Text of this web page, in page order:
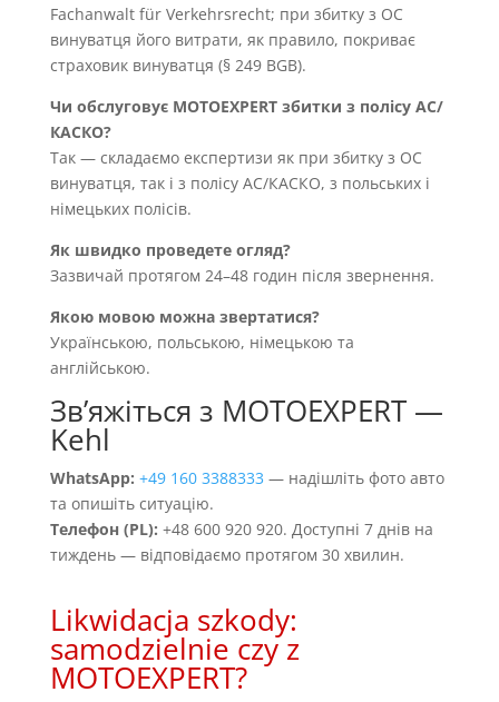
Fachanwalt für Verkehrsrecht; при збитку з OC
винуватця його витрати, як правило, покриває
страховик винуватця (§ 249 BGB).
Чи обслуговує MOTOEXPERT збитки з полісу AC/
КАСКО?
Так — складаємо експертизи як при збитку з OC
винуватця, так і з полісу AC/КАСКО, з польських і
німецьких полісів.
Як швидко проведете огляд?
Зазвичай протягом 24–48 годин після звернення.
Якою мовою можна звертатися?
Українською, польською, німецькою та
англійською.
Звʼяжіться з MOTOEXPERT —
Kehl
WhatsApp: +49 160 3388333 — надішліть фото авто
та опишіть ситуацію.
Телефон (PL): +48 600 920 920. Доступні 7 днів на
тиждень — відповідаємо протягом 30 хвилин.
Likwidacja szkody:
samodzielnie czy z
MOTOEXPERT?